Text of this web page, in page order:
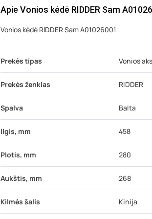
Apie Vonios kėdė RIDDER Sam
Vonios kėdė RIDDER Sam A01026001
Prekės tipas Vonios
Prekės ženklas RIDDER
Spalva Balta
Ilgis, mm 458
Plotis, mm 280
Aukštis, mm 268
Kilmės šalis Kinija